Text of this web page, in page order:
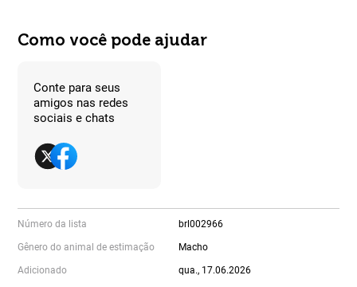
Como você pode ajudar
Conte para seus
amigos nas redes
sociais e chats
Número da lista brl002966
Gênero do animal de estimação Macho
Adicionado qua., 17.06.2026